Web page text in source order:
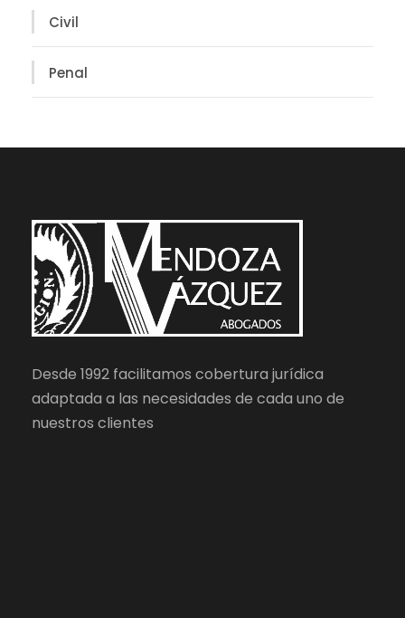
Civil
Penal
Desde 1992 facilitamos cobertura jurídica
adaptada a las necesidades de cada uno de
nuestros clientes